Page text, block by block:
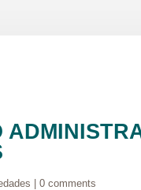
|0 comments